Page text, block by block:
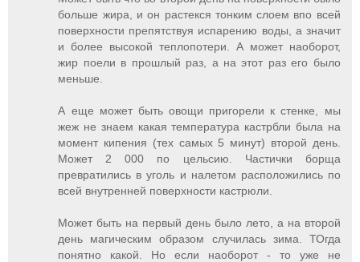
больше жира, и он растекся тонким слоем впо всей
поверхности препятствуя испарению воды, а значит
и более высокой теплопотери. А может наоборот,
жир поели в прошлый раз, а на этот раз его было
меньше.
А еще может быть овощи пригорели к стенке, мы
жеж не знаем какая температура кастрбли была на
момент кипения (тех самых 5 минут) второй день.
Может 2 000 по цельсию. Частички борща
превратились в уголь и налетом расположились по
всей внутренней поверхности кастрюли.
Может быть на первый день было лето, а на второй
день магическим образом случилась зима. ТОгда
понятно какой. Но если наоборот - то уже не